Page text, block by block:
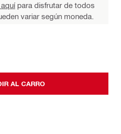
para disfrutar de todos
variar según moneda.
AL CARRO